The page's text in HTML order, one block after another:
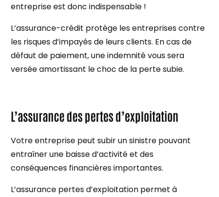
entreprise est donc indispensable !
L’assurance-crédit protège les entreprises contre
les risques d’impayés de leurs clients. En cas de
défaut de paiement, une indemnité vous sera
versée amortissant le choc de la perte subie.
L’assurance des pertes d’exploitation
Votre entreprise peut subir un sinistre pouvant
entraîner une baisse d’activité et des
conséquences financières importantes.
L’assurance pertes d’exploitation permet à